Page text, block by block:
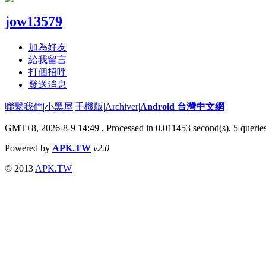
jow13579
加為好友
給我留言
打個招呼
發送消息
聯繫我們|小黑屋|手機版|Archiver|Android 台灣中文網
GMT+8, 2026-8-9 14:49 , Processed in 0.011453 second(s), 5
Powered by APK.TW v2.0
© 2013 APK.TW